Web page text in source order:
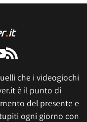
che i videogiochi
è il punto di
del presente e
ogni giorno con